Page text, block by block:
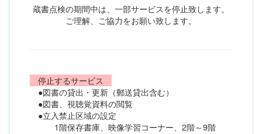
蔵書点検の期間中は、一部サービスを停止致します。
ご理解、ご協力をお願い致します。
停止するサービス
●図書の貸出・更新（郵送貸出含む）
●図書、視聴覚資料の閲覧
●立入禁止区域の設定
1階保存書庫、映像学習コーナー、2階～9階